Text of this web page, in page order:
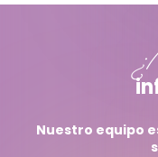
Nuestro equipo